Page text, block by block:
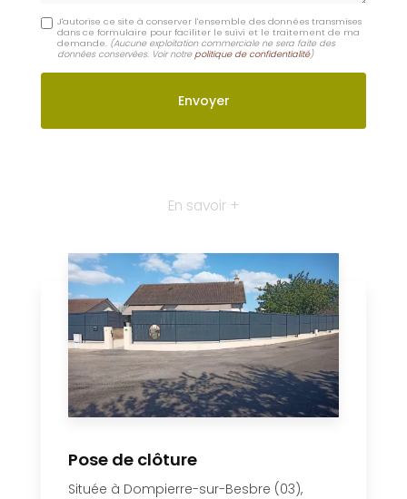
Pose de clôture
Située à Dompierre-sur-Besbre (03),
l’entreprise AL Paysages et Bois de
Chauffage et Bois de Chauffage est
spécialisée dans la pose de clôture....
En savoir plus